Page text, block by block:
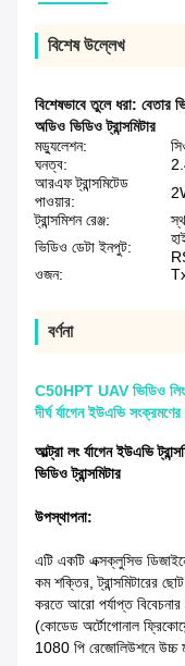
বিশেষ উল্লেখ
বিশেষভাবে তুলে ধরা: বেতার
অডিও ভিডিও ট্রান্সমিটার
মড্যুলেশন:
ঘনত্ব:
আরএফ ট্রান্সমিটেড
পাওয়ার:
ট্রান্সমিশন রেঞ্জ:
ভিডিও ডেটা ইনপুট:
ওজন:
বর্ণনা
C50HPT UAV ভিডিও
দীর্ঘ র্যাগেন ইউএভি
আল্ট্রা লং র্যাগেন ইউএভি
ভিডিও ট্রান্সমিটার
উপস্থাপনা:
এটি একটি এক্সক্লুসিভ
কম শক্তির, ট্রান্সমিটারের
করতে আরো পর্যাপ্ত
(কোডেড অর্টোগোনাল
1080 পি রেজোলিউশনে উচ্চ